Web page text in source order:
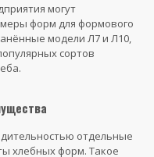
могут
форм для формового
модели Л7 и Л10,
сортов
отдельные
хлебных форм. Такое